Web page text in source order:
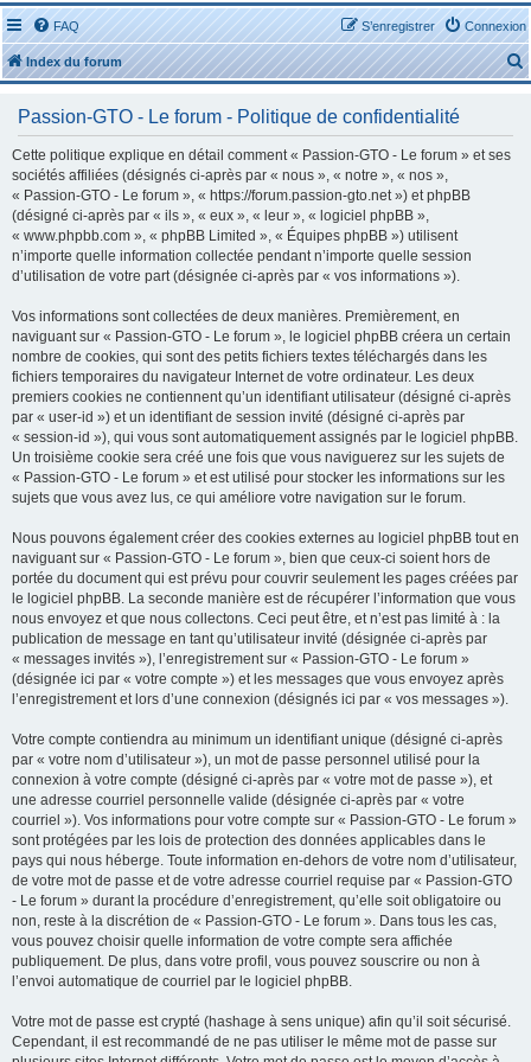
FAQ Connexion
S’enregistrer
Index du forum
e
Passion-GTO - Le forum - Politique de confidentialité
Cette politique explique en détail comment « Passion-GTO - Le forum » et ses
sociétés affiliées (désignés ci-après par « nous », « notre », « nos »,
« Passion-GTO - Le forum », « https://forum.passion-gto.net ») et phpBB
(désigné ci-après par « ils », « eux », « leur », « logiciel phpBB »,
« www.phpbb.com », « phpBB Limited », « Équipes phpBB ») utilisent
n’importe quelle information collectée pendant n’importe quelle session
d’utilisation de votre part (désignée ci-après par « vos informations »).
Vos informations sont collectées de deux manières. Premièrement, en
naviguant sur « Passion-GTO - Le forum », le logiciel phpBB créera un certain
nombre de cookies, qui sont des petits fichiers textes téléchargés dans les
fichiers temporaires du navigateur Internet de votre ordinateur. Les deux
premiers cookies ne contiennent qu’un identifiant utilisateur (désigné ci-après
par « user-id ») et un identifiant de session invité (désigné ci-après par
« session-id »), qui vous sont automatiquement assignés par le logiciel phpBB.
Un troisième cookie sera créé une fois que vous naviguerez sur les sujets de
« Passion-GTO - Le forum » et est utilisé pour stocker les informations sur les
sujets que vous avez lus, ce qui améliore votre navigation sur le forum.
Nous pouvons également créer des cookies externes au logiciel phpBB tout en
naviguant sur « Passion-GTO - Le forum », bien que ceux-ci soient hors de
portée du document qui est prévu pour couvrir seulement les pages créées par
le logiciel phpBB. La seconde manière est de récupérer l’information que vous
nous envoyez et que nous collectons. Ceci peut être, et n’est pas limité à : la
publication de message en tant qu’utilisateur invité (désignée ci-après par
« messages invités »), l’enregistrement sur « Passion-GTO - Le forum »
(désignée ici par « votre compte ») et les messages que vous envoyez après
l’enregistrement et lors d’une connexion (désignés ici par « vos messages »).
Votre compte contiendra au minimum un identifiant unique (désigné ci-après
par « votre nom d’utilisateur »), un mot de passe personnel utilisé pour la
connexion à votre compte (désigné ci-après par « votre mot de passe »), et
une adresse courriel personnelle valide (désignée ci-après par « votre
courriel »). Vos informations pour votre compte sur « Passion-GTO - Le forum »
sont protégées par les lois de protection des données applicables dans le
pays qui nous héberge. Toute information en-dehors de votre nom d’utilisateur,
de votre mot de passe et de votre adresse courriel requise par « Passion-GTO
- Le forum » durant la procédure d’enregistrement, qu’elle soit obligatoire ou
non, reste à la discrétion de « Passion-GTO - Le forum ». Dans tous les cas,
vous pouvez choisir quelle information de votre compte sera affichée
publiquement. De plus, dans votre profil, vous pouvez souscrire ou non à
l’envoi automatique de courriel par le logiciel phpBB.
Votre mot de passe est crypté (hashage à sens unique) afin qu’il soit sécurisé.
Cependant, il est recommandé de ne pas utiliser le même mot de passe sur